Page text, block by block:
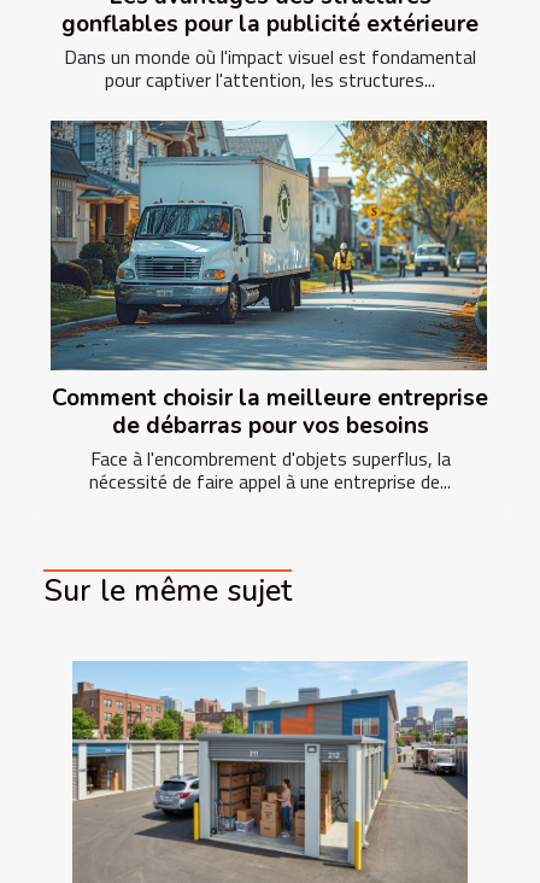
gonflables pour la publicité extérieure
Dans un monde où l'impact visuel est fondamental
pour captiver l'attention, les structures...
Comment choisir la meilleure entreprise
de débarras pour vos besoins
Face à l'encombrement d'objets superflus, la
nécessité de faire appel à une entreprise de...
Sur le même sujet